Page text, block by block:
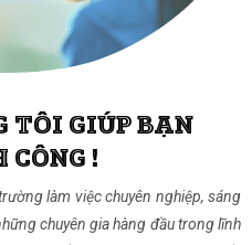
TÔI GIÚP BẠN
!
làm việc chuyên nghiệp, sáng
chuyên gia hàng đầu trong lĩnh